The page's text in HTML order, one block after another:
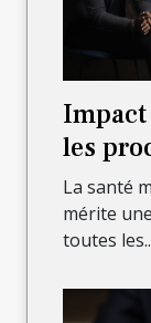
Impact
les
La santé
mérite
toutes